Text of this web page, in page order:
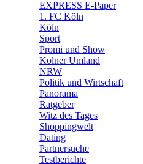
EXPRESS E-Paper
1. FC Köln
Köln
Sport
Promi und Show
Kölner Umland
NRW
Politik und Wirtschaft
Panorama
Ratgeber
Witz des Tages
Shoppingwelt
Dating
Partnersuche
Testberichte